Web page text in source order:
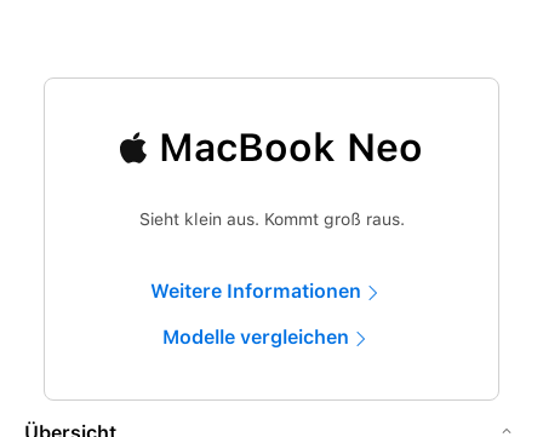
MacBook Neo
Sieht klein aus. Kommt groß raus.
Weitere Informationen
Modelle vergleichen